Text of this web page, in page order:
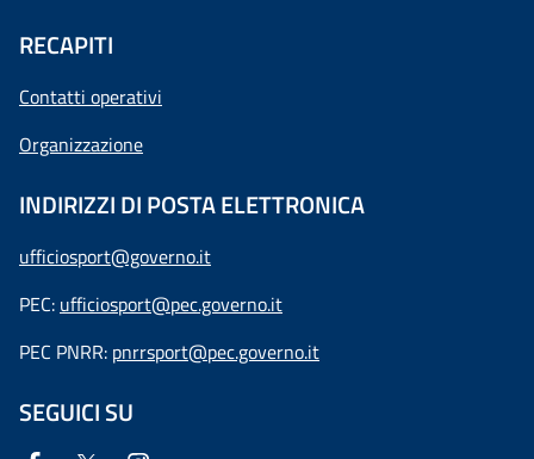
RECAPITI
Contatti operativi
Organizzazione
INDIRIZZI DI POSTA ELETTRONICA
ufficiosport@governo.it
PEC: ufficiosport@pec.governo.it
PEC PNRR: pnrrsport@pec.governo.it
SEGUICI SU